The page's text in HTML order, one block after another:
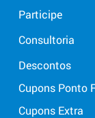
Participe
Consultoria
Descontos
Cupons Ponto
Cupons Extra